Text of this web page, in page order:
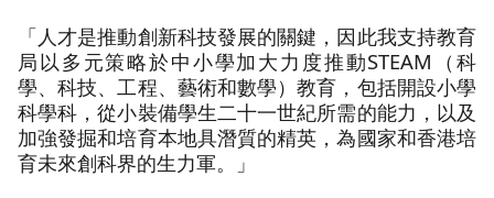
「人才是推動創新科技發展的關鍵，因此我支持教育
局以多元策略於中小學加大力度推動STEAM（科
學、科技、工程、藝術和數學）教育，包括開設小學
科學科，從小裝備學生二十一世紀所需的能力，以及
加強發掘和培育本地具潛質的精英，為國家和香港培
育未來創科界的生力軍。」